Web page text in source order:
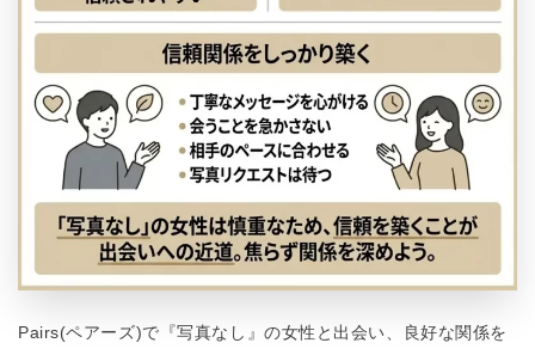
Pairs(ペアーズ)で『写真なし』の女性と出会い、良好な関係を